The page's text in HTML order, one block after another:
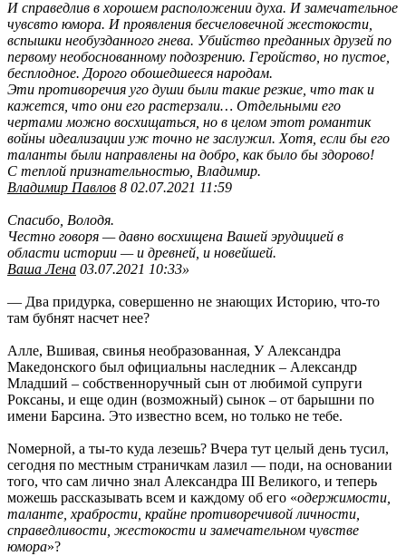
И справедлив в хорошем расположении духа. И замечательное
чувсвто юмора. И проявления бесчеловечной жестокости,
вспышки необузданного гнева. Убийство преданных друзей по
первому необоснованному подозрению. Геройство, но пустое,
бесплодное. Дорого обошедшееся народам.
Эти противоречия уго души были такие резкие, что так и
кажется, что они его растерзали… Отдельными его
чертами можно восхищаться, но в целом этот романтик
войны идеализации уж точно не заслужил. Хотя, если бы его
таланты были направлены на добро, как было бы здорово!
С теплой признательностью, Владимир.
Владимир Павлов 8 02.07.2021 11:59
Спасибо, Володя.
Честно говоря — давно восхищена Вашей эрудицией в
области истории — и древней, и новейшей.
Ваша Лена 03.07.2021 10:33»
— Два придурка, совершенно не знающих Историю, что-то
там бубнят насчет нее?
Алле, Вшивая, свинья необразованная, У Александра
Македонского был официальны наследник – Александр
Младший – собственноручный сын от любимой супруги
Роксаны, и еще один (возможный) сынок – от барышни по
имени Барсина. Это известно всем, но только не тебе.
Nомерной, а ты-то куда лезешь? Вчера тут целый день тусил,
сегодня по местным страничкам лазил — поди, на основании
того, что сам лично знал Александра III Великого, и теперь
можешь рассказывать всем и каждому об его «одержимости,
таланте, храбрости, крайне противоречивой личности,
справедливости, жестокости и замечательном чувстве
юмора»?